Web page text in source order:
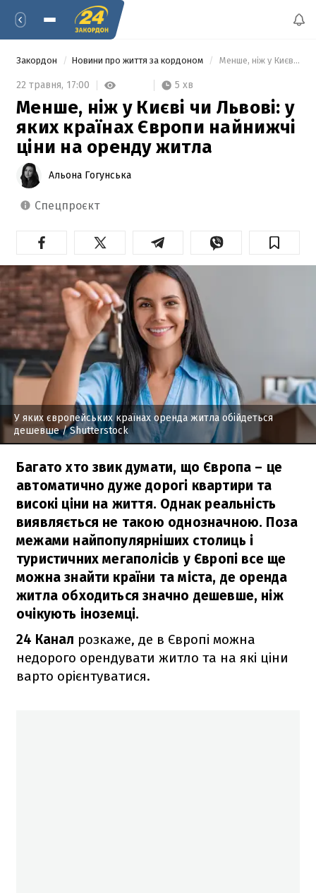
Закордон Новини про життя за кордоном Менше, ніж у Києві чи Львові: у яких країнах Європи найнижчі ціни на оренду житла
22 травня, 17:00 5 хв
Менше, ніж у Києві чи Львові: у
яких країнах Європи найнижчі
ціни на оренду житла
Альона Гогунська
спецпроєкт
У яких європейських країнах оренда житла обійдеться
дешевше/ Shutterstock
Багато хто звик думати, що Європа – це
автоматично дуже дорогі квартири та
високі ціни на життя. Однак реальність
виявляється не такою однозначною. Поза
межами найпопулярніших столиць і
туристичних мегаполісів у Європі все ще
можна знайти країни та міста, де оренда
житла обходиться значно дешевше, ніж
очікують іноземці.
24 Канал розкаже, де в Європі можна
недорого орендувати житло та на які ціни
варто орієнтуватися.